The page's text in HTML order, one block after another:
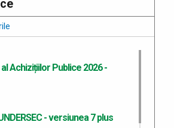
Achizițiilor Publice 2026 -
- versiunea 7 plus